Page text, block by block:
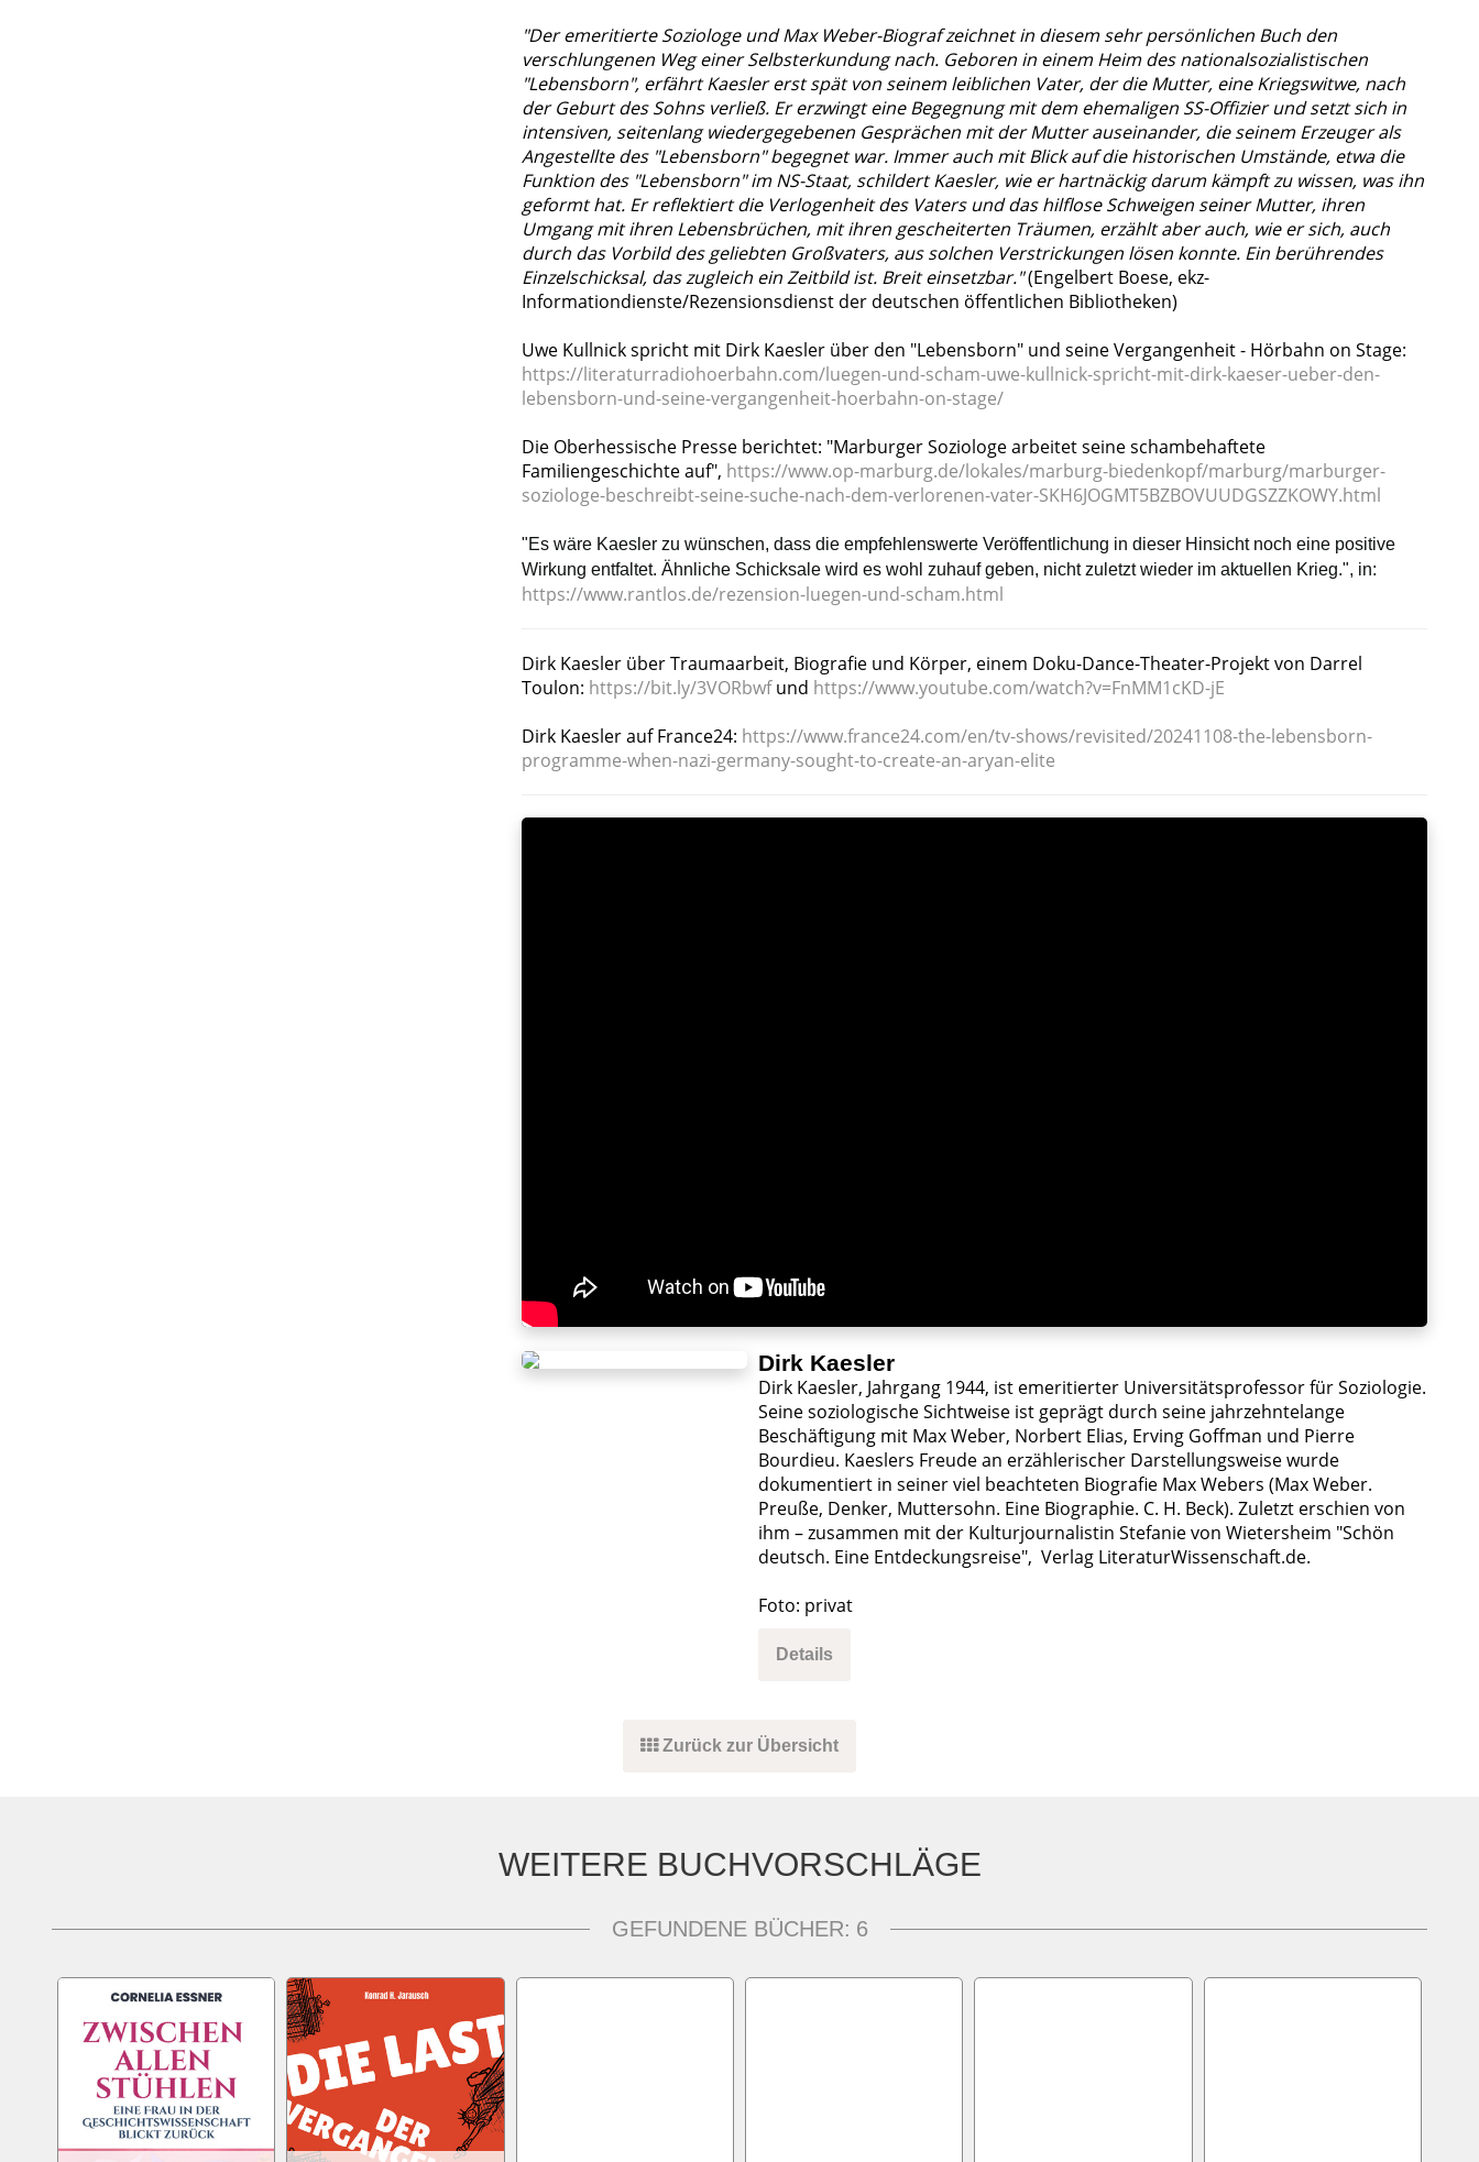
"Der emeritierte Soziologe und Max Weber-Biograf zeichnet in diesem sehr persönlichen Buch den
verschlungenen Weg einer Selbsterkundung nach. Geboren in einem Heim des nationalsozialistischen
"Lebensborn", erfährt Kaesler erst spät von seinem leiblichen Vater, der die Mutter, eine Kriegswitwe, nach
der Geburt des Sohns verließ. Er erzwingt eine Begegnung mit dem ehemaligen SS-Offizier und setzt sich in
intensiven, seitenlang wiedergegebenen Gesprächen mit der Mutter auseinander, die seinem Erzeuger als
Angestellte des "Lebensborn" begegnet war. Immer auch mit Blick auf die historischen Umstände, etwa die
Funktion des "Lebensborn" im NS-Staat, schildert Kaesler, wie er hartnäckig darum kämpft zu wissen, was ihn
geformt hat. Er reflektiert die Verlogenheit des Vaters und das hilflose Schweigen seiner Mutter, ihren
Umgang mit ihren Lebensbrüchen, mit ihren gescheiterten Träumen, erzählt aber auch, wie er sich, auch
durch das Vorbild des geliebten Großvaters, aus solchen Verstrickungen lösen konnte. Ein berührendes
Einzelschicksal, das zugleich ein Zeitbild ist. Breit einsetzbar."(Engelbert Boese, ekz-
Informationdienste/Rezensionsdienst der deutschen öffentlichen Bibliotheken)
Uwe Kullnick spricht mit Dirk Kaesler über den "Lebensborn" und seine Vergangenheit - Hörbahn on Stage:
https://literaturradiohoerbahn.com/luegen-und-scham-uwe-kullnick-spricht-mit-dirk-kaeser-ueber-den-
lebensborn-und-seine-vergangenheit-hoerbahn-on-stage/
Die Oberhessische Presse berichtet: "Marburger Soziologe arbeitet seine schambehaftete
Familiengeschichte auf", https://www.op-marburg.de/lokales/marburg-biedenkopf/marburg/marburger-
soziologe-beschreibt-seine-suche-nach-dem-verlorenen-vater-SKH6JOGMT5BZBOVUUDGSZZKOWY.html
"Es wäre Kaesler zu wünschen, dass die empfehlenswerte Veröffentlichung in dieser Hinsicht noch eine positive
Wirkung entfaltet. Ähnliche Schicksale wird es wohl zuhauf geben, nicht zuletzt wieder im aktuellen Krieg.", in:
https://www.rantlos.de/rezension-luegen-und-scham.html
Dirk Kaesler über Traumaarbeit, Biografie und Körper, einem Doku-Dance-Theater-Projekt von Darrel
Toulon: https://bit.ly/3VORbwfund https://www.youtube.com/watch?v=FnMM1cKD-jE
Dirk Kaesler auf France24: https://www.france24.com/en/tv-shows/revisited/20241108-the-lebensborn-
programme-when-nazi-germany-sought-to-create-an-aryan-elite
Dirk Kaesler
Dirk Kaesler, Jahrgang 1944, ist emeritierter Universitätsprofessor für Soziologie.
Seine soziologische Sichtweise ist geprägt durch seine jahrzehntelange
Beschäftigung mit Max Weber, Norbert Elias, Erving Goffman und Pierre
Bourdieu. Kaeslers Freude an erzählerischer Darstellungsweise wurde
dokumentiert in seiner viel beachteten Biografie Max Webers (Max Weber.
Preuße, Denker, Muttersohn. Eine Biographie. C. H. Beck). Zuletzt erschien von
ihm – zusammen mit der Kulturjournalistin Stefanie von Wietersheim "Schön
deutsch. Eine Entdeckungsreise", Verlag LiteraturWissenschaft.de.
Foto: privat
Details
Zurück zur Übersicht
WEITERE BUCHVORSCHLÄGE
GEFUNDENE BÜCHER: 6